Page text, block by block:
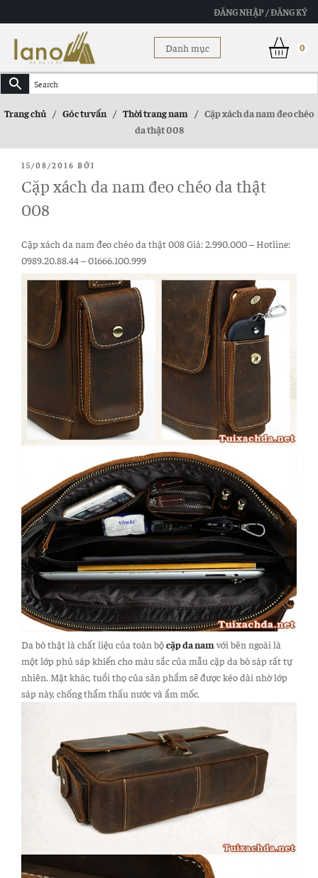
ĐĂNG NHẬP / ĐĂNG KÝ
Danh mục 0
Trang chủ / Góc tư vấn / Thời trang nam / Cặp xách da nam đeo chéo
da thật 008
ĐĂNG
15/08/2016 BỞI
Cặp xách da nam đeo chéo da thật
008
Cặp xách da nam đeo chéo da thật 008 Giá: 2.990.000 – Hotline:
0989.20.88.44 – 01666.100.999
Da bò thật là chất liệu của toàn bộcặp da namvới bên ngoài là
một lớp phủ sáp khiến cho màu sắc của mẫu cặp da bò sáp rất tự
nhiên. Mặt khác, tuổi thọ của sản phẩm sẽ được kéo dài nhờ lớp
sáp này, chống thẩm thấu nước và ẩm mốc.